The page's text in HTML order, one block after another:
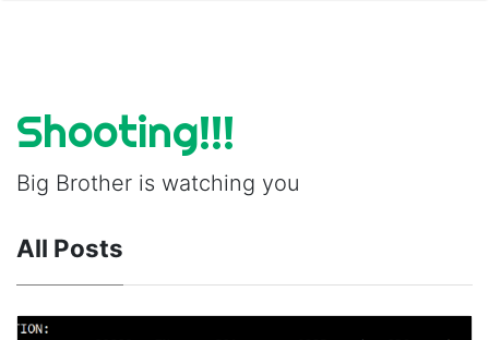
Shooting!!!
Big Brother is watching you
All Posts